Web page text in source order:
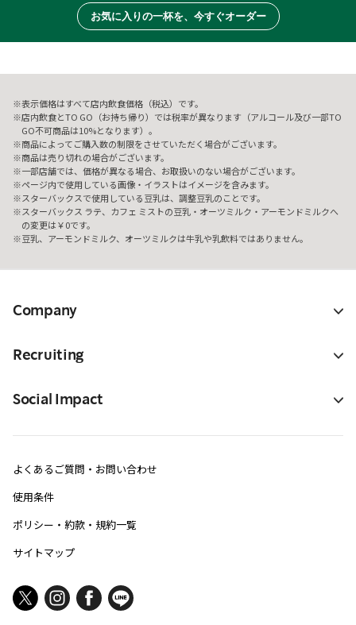
お気に入りの一杯を、今すぐオーダー
表示価格はすべて店内飲食価格（税込）です。
店内飲食とTO GO（お持ち帰り）では税率が異なります（アルコール及び一部TO
GO不可商品は10%となります）。
商品によってご購入数の制限をさせていただく場合がございます。
商品は売り切れの場合がございます。
一部店舗では、価格が異なる場合、お取扱いのない場合がございます。
ページ内で使用している画像・イラストはイメージを含みます。
スターバックスで使用している豆乳は、調整豆乳のことです。
スターバックス ラテ、カフェ ミストの豆乳・オーツミルク・アーモンドミルクへ
の変更は￥0です。
豆乳、アーモンドミルク、オーツミルクは牛乳や乳飲料ではありません。
Company
Recruiting
Social Impact
よくあるご質問・お問い合わせ
使用条件
ポリシー・約款・規約一覧
サイトマップ